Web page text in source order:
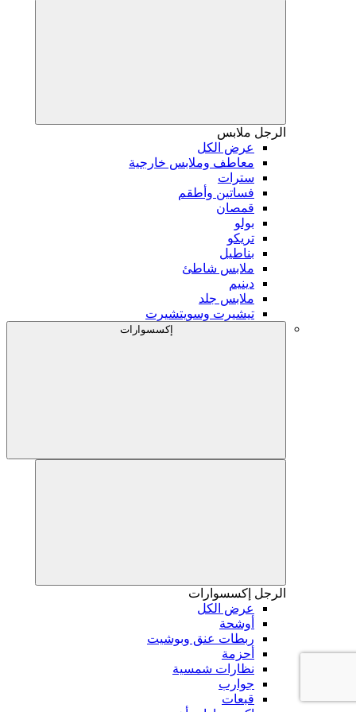
الرجل ملابس
عرض الكل
معاطف وملابس خارجية
سترات
فساتين وأطقم
قمصان
بولو
تريكو
بناطيل
ملابس شاطئ
دينيم
ملابس جلد
تيشيرت وسويتشيرت
إكسسوارات
الرجل إكسسوارات
عرض الكل
أوشحة
ربطات عنق وبوشيت
أحزمة
نظارات شمسية
جوارب
قبعات